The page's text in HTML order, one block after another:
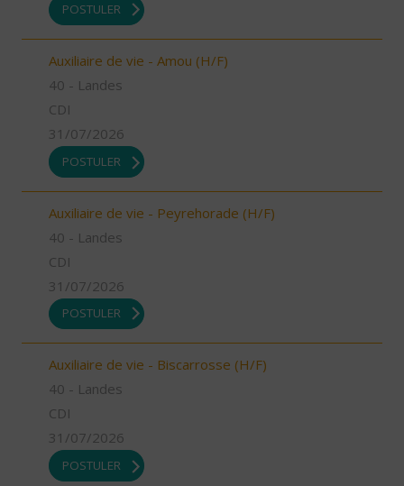
POSTULER
Auxiliaire de vie - Amou (H/F)
40 - Landes
CDI
31/07/2026
POSTULER
Auxiliaire de vie - Peyrehorade (H/F)
40 - Landes
CDI
31/07/2026
POSTULER
Auxiliaire de vie - Biscarrosse (H/F)
40 - Landes
CDI
31/07/2026
POSTULER